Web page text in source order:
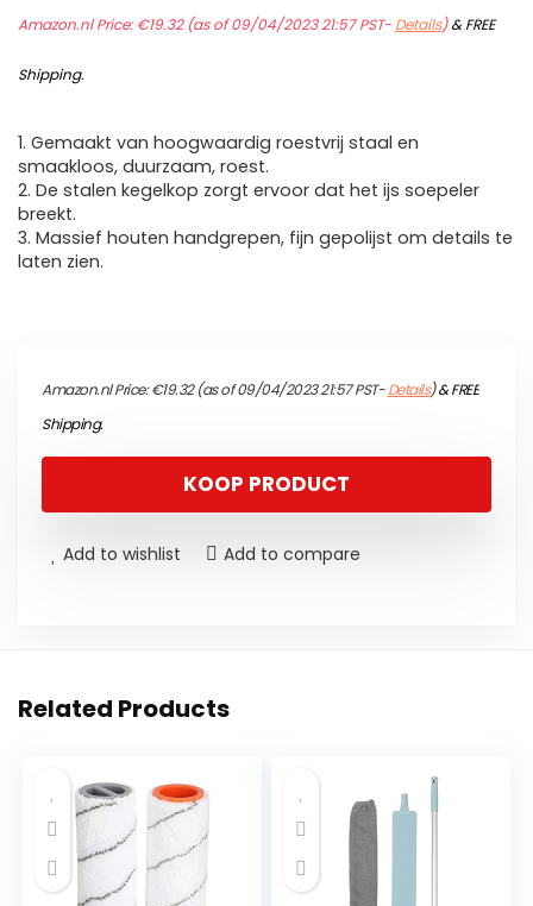
Amazon.nl Price:€19.32(as of 09/04/2023 21:57 PST- Details)&FREE
Shipping.
1. Gemaakt van hoogwaardig roestvrij staal en
smaakloos, duurzaam, roest.
2. De stalen kegelkop zorgt ervoor dat het ijs soepeler
breekt.
3. Massief houten handgrepen, fijn gepolijst om details te
laten zien.
Amazon.nl Price:€19.32(as of 09/04/2023 21:57 PST-Details)&FREE
Shipping.
KOOP PRODUCT
Add to wishlist Add to compare
Related Products